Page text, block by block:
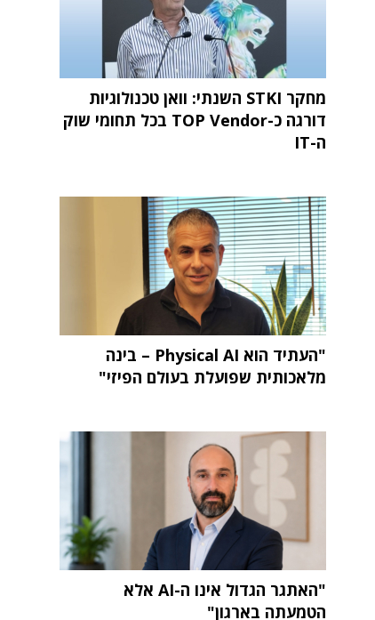
מחקר STKI השנתי: וואן טכנולוגיות
דורגה כ-TOP Vendor בכל תחומי שוק
ה-IT
"העתיד הוא Physical AI – בינה
מלאכותית שפועלת בעולם הפיזי"
"האתגר הגדול אינו ה-AI אלא
הטמעתה בארגון"